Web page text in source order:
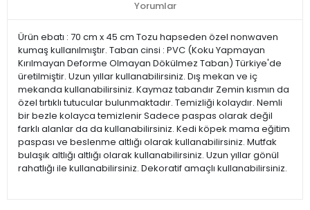
Yorumlar
Ürün ebatı : 70 cm x 45 cm Tozu hapseden özel nonwaven
kumaş kullanılmıştır. Taban cinsi : PVC (Koku Yapmayan
Kırılmayan Deforme Olmayan Dökülmez Taban) Türkiye'de
üretilmiştir. Uzun yıllar kullanabilirsiniz. Dış mekan ve iç
mekanda kullanabilirsiniz. Kaymaz tabandır Zemin kısmın da
özel tırtıklı tutucular bulunmaktadır. Temizliği kolaydır. Nemli
bir bezle kolayca temizlenir Sadece paspas olarak değil
farklı alanlar da da kullanabilirsiniz. Kedi köpek mama eğitim
paspası ve beslenme altlığı olarak kullanabilirsiniz. Mutfak
bulaşık altlığı altlığı olarak kullanabilirsiniz. Uzun yıllar gönül
rahatlığı ile kullanabilirsiniz. Dekoratif amaçlı kullanabilirsiniz.